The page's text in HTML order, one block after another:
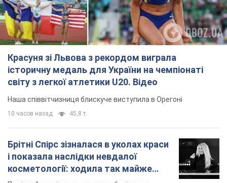
Красуня зі Львова з рекордом виграла
історичну медаль для України на чемпіонаті
світу з легкої атлетики U20. Відео
Наша співвітчизниця блискуче виступила в Орегоні
10 часов назад 45,8 т.
Брітні Спірс зізналася в уколах краси
і показала наслідки невдалої
косметології: ходила так майже